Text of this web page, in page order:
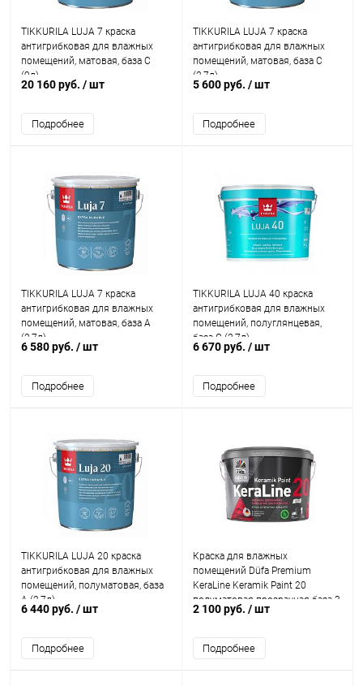
TIKKURILA LUJA 7 краска
антигрибковая для влажных
помещений, матовая, база C
(9л)
20 160 руб. / шт
Подробнее
TIKKURILA LUJA 7 краска
антигрибковая для влажных
помещений, матовая, база C
(2,7л)
5 600 руб. / шт
Подробнее
TIKKURILA LUJA 7 краска
антигрибковая для влажных
помещений, матовая, база A
(2,7л)
6 580 руб. / шт
Подробнее
TIKKURILA LUJA 40 краска
антигрибковая для влажных
помещений, полуглянцевая,
база C (2,7л)
6 670 руб. / шт
Подробнее
TIKKURILA LUJA 20 краска
антигрибковая для влажных
помещений, полуматовая, база
A (2,7л)
6 440 руб. / шт
Подробнее
Краска для влажных
помещений Düfa Premium
KeraLine Keramik Paint 20
полуматовая прозрачная база 3
2,5 л.
2 100 руб. / шт
Подробнее